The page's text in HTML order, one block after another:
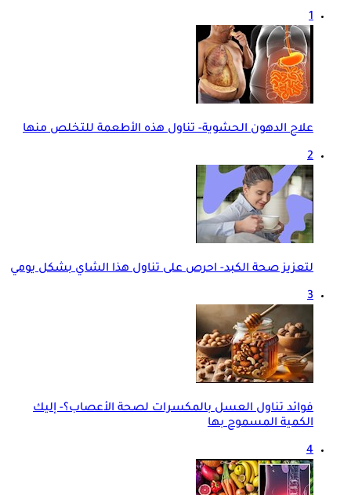
1
علاج الدهون الحشوية- تناول هذه الأطعمة للتخلص منها
2
لتعزيز صحة الكبد- احرص على تناول هذا الشاي بشكل يومي
3
فوائد تناول العسل بالمكسرات لصحة الأعصاب؟- إليك
الكمية المسموح بها
4